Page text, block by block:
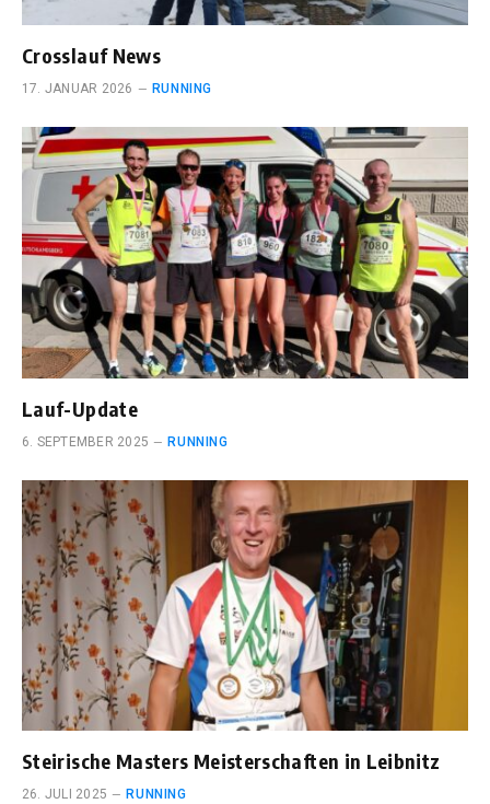
Crosslauf News
17. JANUAR 2026 RUNNING
Lauf-Update
6. SEPTEMBER 2025 RUNNING
Steirische Masters Meisterschaften in Leibnitz
26. JULI 2025 RUNNING